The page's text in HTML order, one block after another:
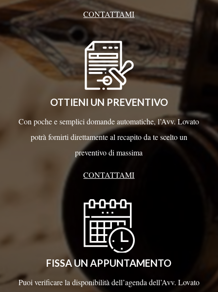
CONTATTAMI
OTTIENI UN PREVENTIVO
Con poche e semplici domande automatiche, l’Avv. Lovato
potrà fornirti direttamente al recapito da te scelto un
preventivo di massima
CONTATTAMI
FISSA UN APPUNTAMENTO
Puoi verificare la disponibilità dell’agenda dell’Avv. Lovato